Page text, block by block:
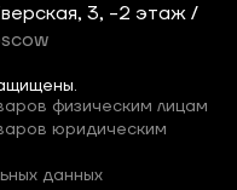
3, -2 этаж /
физическим лицам
юридическим
данных